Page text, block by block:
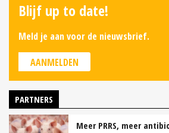
Blijf up to date!
Meld je aan voor de nieuwsbrief.
AANMELDEN
PARTNERS
Meer PRRS, meer